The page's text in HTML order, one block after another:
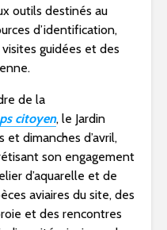
outils destinés au
d’identification,
guidées et des
de la
citoyen, le Jardin
dimanches d’avril,
son engagement
d’aquarelle et de
aviaires du site, des
et des rencontres